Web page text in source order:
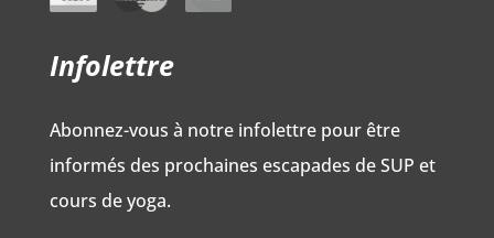
Infolettre
Abonnez-vous à notre infolettre pour être
informés des prochaines escapades de SUP et
cours de yoga.